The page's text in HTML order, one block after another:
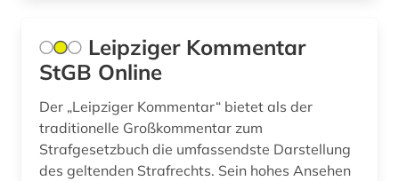
ausländer (1)
ausrüstung (1)
ausschreibung (1)
Leipziger Kommentar
StGB Online
Der „Leipziger Kommentar“ bietet als der
traditionelle Großkommentar zum
Strafgesetzbuch die umfassendste Darstellung
des geltenden Strafrechts. Sein hohes Ansehen